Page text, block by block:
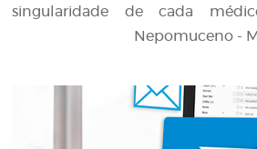
singularidade de cada
Nepomuceno -